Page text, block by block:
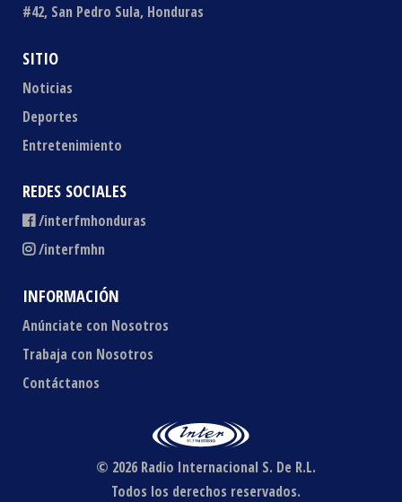
#42, San Pedro Sula, Honduras
SITIO
Noticias
Deportes
Entretenimiento
REDES SOCIALES
/interfmhonduras
/interfmhn
INFORMACIÓN
Anúnciate con Nosotros
Trabaja con Nosotros
Contáctanos
© 2026 Radio Internacional S. De R.L.
Todos los derechos reservados.